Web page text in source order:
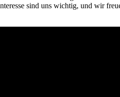
sind uns wichtig, und wir